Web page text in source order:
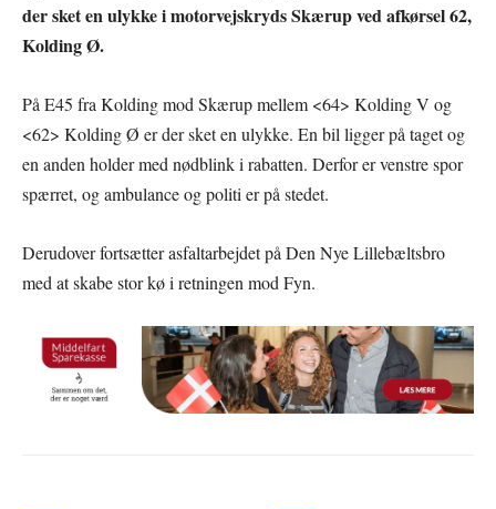
der sket en ulykke i motorvejskryds Skærup ved afkørsel 62,
Kolding Ø.
På E45 fra Kolding mod Skærup mellem <64> Kolding V og
<62> Kolding Ø er der sket en ulykke. En bil ligger på taget og
en anden holder med nødblink i rabatten. Derfor er venstre spor
spærret, og ambulance og politi er på stedet.
Derudover fortsætter asfaltarbejdet på Den Nye Lillebæltsbro
med at skabe stor kø i retningen mod Fyn.